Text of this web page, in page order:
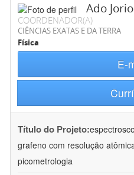
Ado
COORDENADOR(A)
CIÊNCIAS EXATAS E DA TERRA
Física
E-
Título do Projeto:
grafeno com resolução
picometrologia